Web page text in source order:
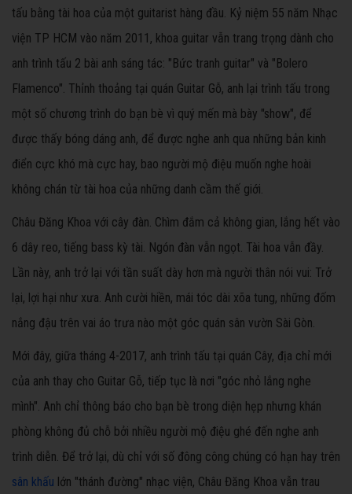
tấu bằng tài hoa của một guitarist hàng đầu. Kỷ niệm 55 năm Nhạc
viện TP HCM vào năm 2011, khoa guitar vẫn trang trọng dành cho
anh trình tấu 2 bài anh sáng tác: "Bức tranh guitar" và "Bolero
Flamenco". Thỉnh thoảng tại quán Guitar Gỗ, anh lại trình tấu trong
một số chương trình do bạn bè vì quý mến mà bày "show", để
được thấy bóng dáng anh, để được nghe anh qua những bản kinh
điển cực khó mà cực hay, bao người mộ điệu muốn nghe hoài
không chán từ tài hoa của những danh cầm thế giới.
Châu Đăng Khoa với cây đàn. Chìm đắm cả không gian, lắng hết vào
6 dây reo, tiếng bass kỳ tài. Ngón đàn vẫn ngọt. Tài hoa vẫn đầy.
Lần này, anh trở lại với tần suất dày hơn mà người thân nói vui: Trở
lại, lợi hại như xưa. Anh cười hiền, mái tóc dài xõa tung, những đốm
nắng đậu trên vai áo trưa nào một góc quán sân vườn Sài Gòn.
Mới đây, giữa tháng 4-2017, anh trình tấu tại quán Cây, địa chỉ mới
của anh thay cho Guitar Gỗ, tiếp tục là nơi "góc nhỏ lắng nghe
mình". Anh chỉ thông báo cho bạn bè trong diện hẹp nhưng khán
phòng không đủ chỗ bởi nhiều người mộ điệu ghé đến nghe anh
trình diễn. Để trở lại, dù chỉ với số đông công chúng có hạn hay trên
sân khấu lớn "thánh đường" nhạc viện, Châu Đăng Khoa vẫn trau